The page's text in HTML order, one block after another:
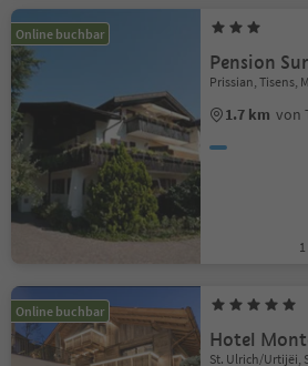
Online buchbar
Pension
Prissian, Tisens,
1.7 km von
Online buchbar
Hotel
St. Ulrich/Urtijëi,